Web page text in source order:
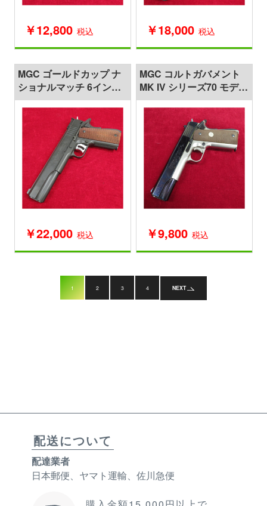
￥12,800 税込 ￥18,000 税込
MGC ゴールドカップ ナ
ショナルマッチ 6インチ
木製グリップ モデルガン
￥22,000 税込
MGC コルトガバメント
MK IV シリーズ70 モデル
ガン
￥9,800 税込
1 2 3 4 NEXT
配送について
配達業者
日本郵便、ヤマト運輸、佐川急便